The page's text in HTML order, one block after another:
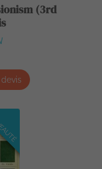
(3rd